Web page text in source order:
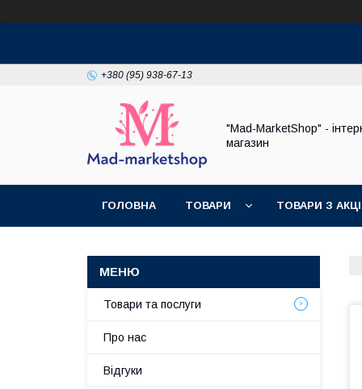
+380 (95) 938-67-13
"Mad-MarketShop" -
магазин
ГОЛОВНА ТОВАРИ ТОВАРИ З
Товари та послуги
Про нас
Відгуки